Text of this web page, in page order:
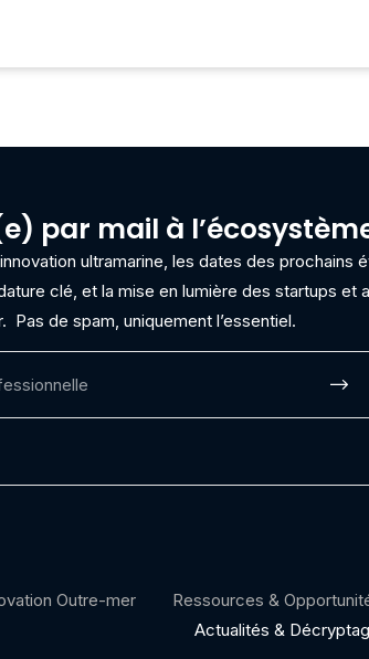
par mail à
ultramarine, les dates des prochains
clé, et la mise en lumière des startups et
Pas de spam, uniquement l’essentiel.
Outre-mer
Ressources &
Actualités &